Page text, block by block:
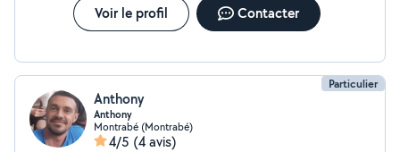
Voir le profil Contacter
Particulier
Anthony
Anthony
Montrabé (Montrabé)
4/5 (4 avis)